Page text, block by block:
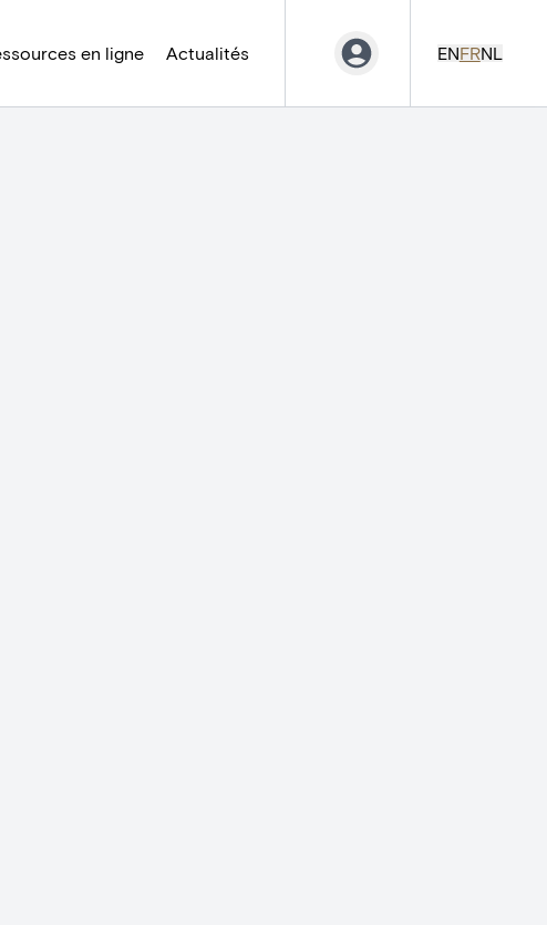
en ligne Actualités ENFRNL